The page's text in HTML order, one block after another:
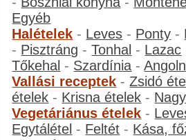
Egyéb
Halételek - Leves - Ponty -
- Pisztráng -Tonhal - Lazac
Tőkehal - Szardínia -
Vallási receptek -Zsidó
ételek - Krisna ételek -
Vegetáriánus ételek -
Egytálétel - Feltét - Kása,